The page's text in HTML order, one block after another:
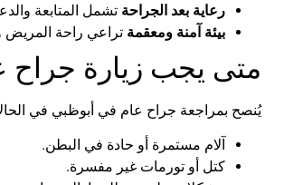
رعاية بعد الجراحة تشمل المتابعة
بيئة آمنة ومعقمة تراعي راحة المريض
متى يجب زيارة جراح
يُنصح بمراجعة جراح عام في أبوظبي في
آلام مستمرة أو حادة في البطن.
كتل أو تورمات غير مفسرة.